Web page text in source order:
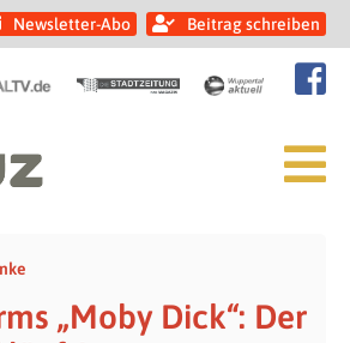
Newsletter-Abo Beitrag schreiben
„Moby Dick“: Der